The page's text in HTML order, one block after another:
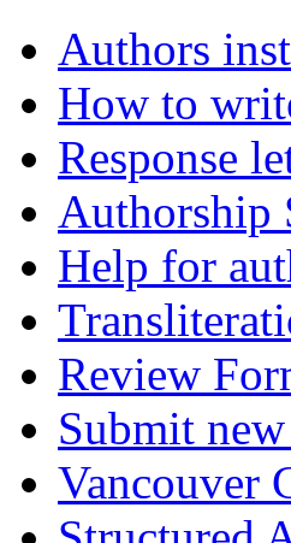
Authors
How to
Response
Authorship
Help for
Review
Submit
Vancouver